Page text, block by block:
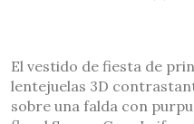
El vestido de fiesta de
lentejuelas 3D
sobre una falda con